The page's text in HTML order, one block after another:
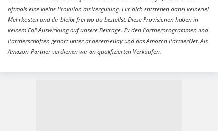
oftmals eine kleine Provision als Vergütung. Für dich entstehen dabei keinerlei
Mehrkosten und dir bleibt frei wo du bestellst. Diese Provisionen haben in
keinem Fall Auswirkung auf unsere Beiträge. Zu den Partnerprogrammen und
Partnerschaften gehört unter anderem eBay und das Amazon PartnerNet. Als
Amazon-Partner verdienen wir an qualifizierten Verkäufen.